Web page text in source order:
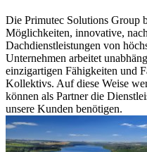
Die Primutec Solutions Group
Möglichkeiten, innovative,
Dachdienstleistungen von
Unternehmen arbeitet
einzigartigen Fähigkeiten und
Kollektivs. Auf diese Weise
können als Partner die
unsere Kunden benötigen.